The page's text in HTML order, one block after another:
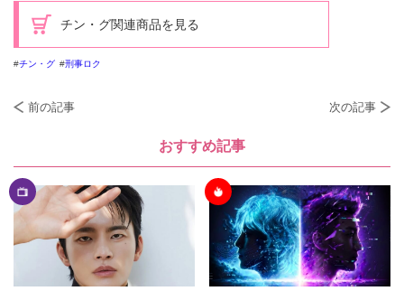
チン・グ関連商品を見る
チン・グ 刑事ロク
前の記事 次の記事
おすすめ記事